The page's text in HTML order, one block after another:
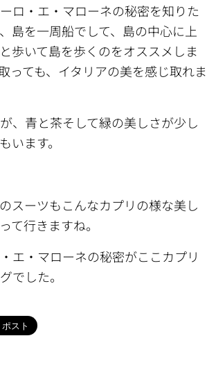
ロ・エ・マローネの秘密を知りた
島を一周船でして、島の中心に上
歩いて島を歩くのをオススメしま
っても、イタリアの美を感じ取れま
、青と茶そして緑の美しさが少し
います。
スーツもこんなカプリの様な美し
て行きますね。
エ・マローネの秘密がここカプリ
でした。